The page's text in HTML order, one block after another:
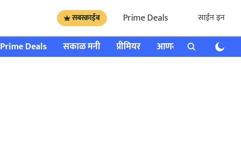
सबस्क्राईब Prime Deals साईन इन
Prime Deals सकाळ मनी प्रीमियर आणखी राशी भविष्य